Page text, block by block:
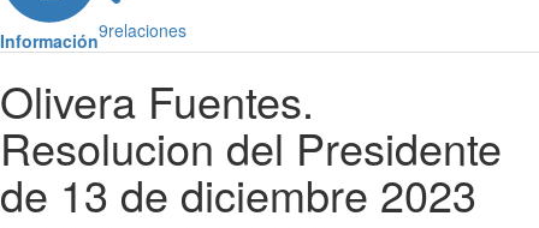
Información9relaciones
Olivera Fuentes.
Resolucion del Presidente
de 13 de diciembre 2023